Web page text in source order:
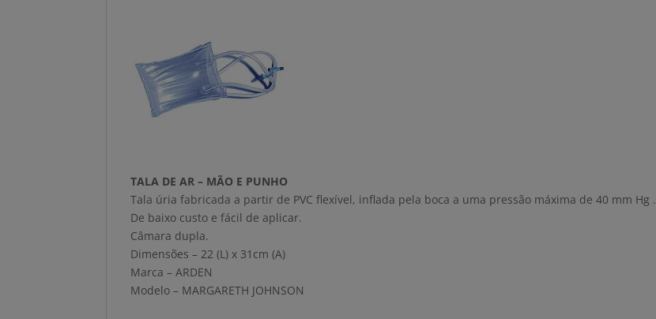
TALA DE AR – MÃO E PUNHO
Tala úria fabricada a partir de PVC flexível, inflada pela boca a uma pressão máxima de 40 mm Hg .
De baixo custo e fácil de aplicar.
Câmara dupla.
Dimensões – 22 (L) x 31cm (A)
Marca – ARDEN
Modelo – MARGARETH JOHNSON